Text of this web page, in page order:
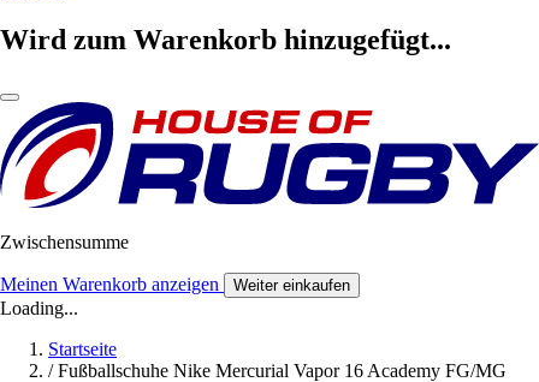
Wird zum Warenkorb hinzugefügt...
Zwischensumme
Meinen Warenkorb anzeigen Weiter einkaufen
Loading...
Startseite
/ Fußballschuhe Nike Mercurial Vapor 16 Academy FG/MG